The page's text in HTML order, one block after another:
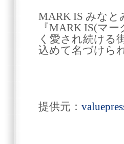
MARK IS みなと
『MARK IS(マ
く愛され続ける
込めて名づけら
提供元：